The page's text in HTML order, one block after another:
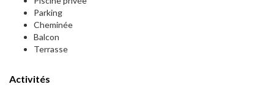
Parking
Cheminée
Balcon
Terrasse
Activités